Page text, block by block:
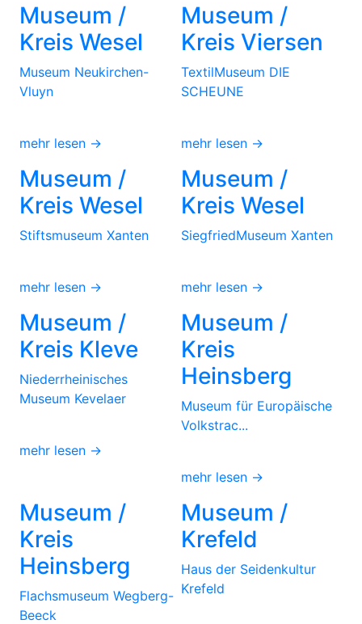
Museum /
Kreis Wesel
Museum Neukirchen-
Vluyn
mehr lesen →
Museum /
Kreis Viersen
TextilMuseum DIE
SCHEUNE
mehr lesen →
Museum /
Kreis Wesel
Stiftsmuseum Xanten
mehr lesen →
Museum /
Kreis Wesel
SiegfriedMuseum Xanten
mehr lesen →
Museum /
Kreis Kleve
Niederrheinisches
Museum Kevelaer
mehr lesen →
Museum /
Kreis
Heinsberg
Museum für Europäische
Volkstrac...
mehr lesen →
Museum /
Kreis
Heinsberg
Flachsmuseum Wegberg-
Beeck
Museum /
Krefeld
Haus der Seidenkultur
Krefeld